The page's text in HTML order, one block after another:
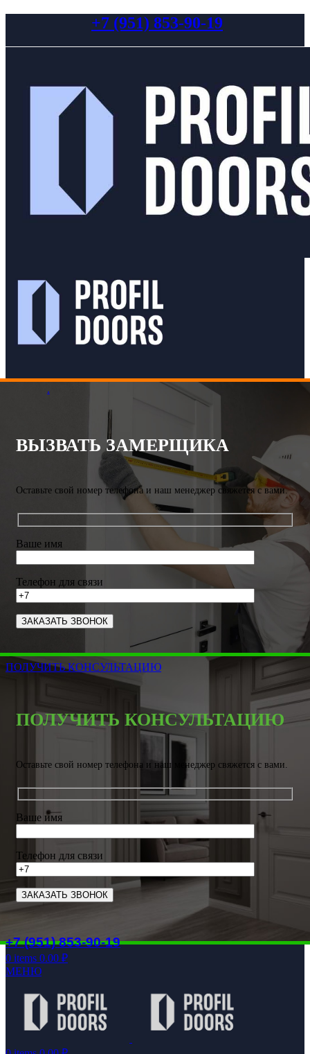
+7 (951) 853-90-19
.
ВЫЗВАТЬ ЗАМЕРЩИКА
Оставьте свой номер телефона и наш менеджер свяжется с вами.
Ваше имя
Телефон для связи
ПОЛУЧИТЬ КОНСУЛЬТАЦИЮ
ПОЛУЧИТЬ КОНСУЛЬТАЦИЮ
Оставьте свой номер телефона и наш менеджер свяжется с вами.
Ваше имя
Телефон для связи
+7 (951) 853-90-19
0 items 0.00 ₽
МЕНЮ